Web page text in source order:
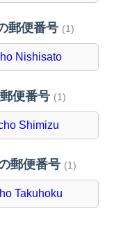
郵便番号 (1)
Nishisato
便番号 (1)
Shimizu
郵便番号 (1)
Takuhoku